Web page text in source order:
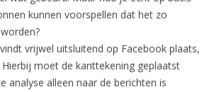
kunnen voorspellen dat het zo
vrijwel uitsluitend op Facebook plaats,
moet de kanttekening geplaatst
analyse alleen naar de berichten is